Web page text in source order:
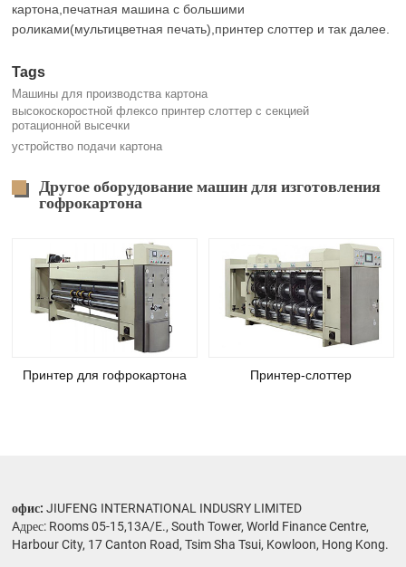
картона,печатная машина с большими
роликами(мультицветная печать),принтер слоттер и так далее.
Tags
Машины для производства картона
высокоскоростной флексо принтер слоттер с секцией
ротационной высечки
устройство подачи картона
Другое оборудование машин для изготовления
гофрокартона
Принтер для гофрокартона Принтер-слоттер
офис: JIUFENG INTERNATIONAL INDUSRY LIMITED
Aдрес: Rooms 05-15,13A/E., South Tower, World Finance Centre,
Harbour City, 17 Canton Road, Tsim Sha Tsui, Kowloon, Hong Kong.